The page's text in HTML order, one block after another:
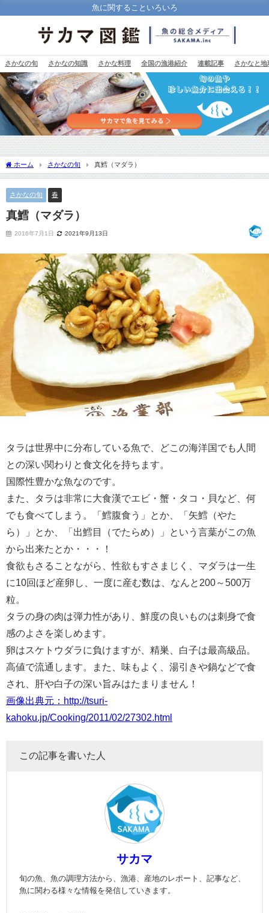
魚に関することいろいろ
さかなの旬 さかなの知識 さかな料理 全国の漁港紹介 連載記事 さかなと地
ホーム さかなの旬 真鱈（マダラ）
さかなの旬 春
真鱈（マダラ）
2016年7月1日 2021年9月13日
タラは世界中に分布している魚で、どこの海洋国でも人間
との深い関わりと食文化を持ちます。
国際性豊かな魚なのです。
また、タラは非常に大食漢でエビ・蟹・タコ・貝など、何
でも食べてしまう。「鱈腹食う」とか、「矢鱈（やた
ら）」とか、「出鱈目（でたらめ）」という言葉がこの魚
から出来たとか・・・！
食欲もさることながら、性欲もすさまじく、マダラは一生
に10回ほど産卵し、一度に産む数は、なんと200～500万
粒。
タラの身の肉は弾力性があり、鮮度の良いものは刺身で食
感のよさを楽しめます。
卵はスケトウダラに負けますが、精巣、白子は最高級品。
高値で流通します。また、味もよく、湯引きや鍋などで食
され、肝や白子の深い旨みはたまりません！
画像出典元：http://tsuri-
kahoku.jp/Cooking/2011/02/27302.html
この記事を書いた人
サカマ
旬の魚、魚の調理方法から、漁港、産地のレポート、記事など、
魚に関わる様々な情報を発信していきます。